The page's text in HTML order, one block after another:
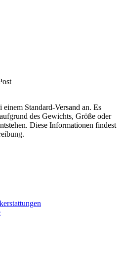
Standard-Versand an. Es
des Gewichts, Größe oder
Diese Informationen findest